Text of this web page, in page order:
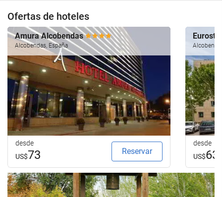
Ofertas de hoteles
Amura Alcobendas
Alcobendas, España
desde
US$73 Reservar
desde
US$63